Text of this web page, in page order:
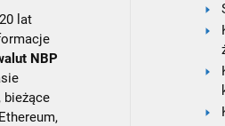
lat
NBP
, bieżące